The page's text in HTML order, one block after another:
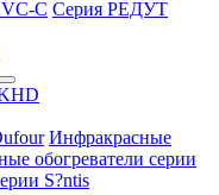
C Серия РЕДУТ
Инфракрасные
обогреватели серии
S?ntis